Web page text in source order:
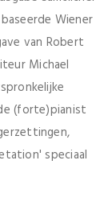
Wiener
van Robert
Michael
(forte)pianist
speciaal